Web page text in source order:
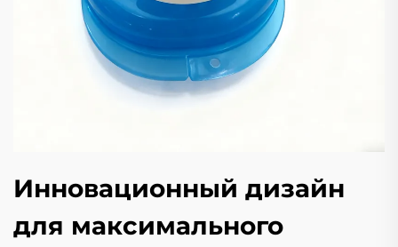
Инновационный дизайн
для максимального